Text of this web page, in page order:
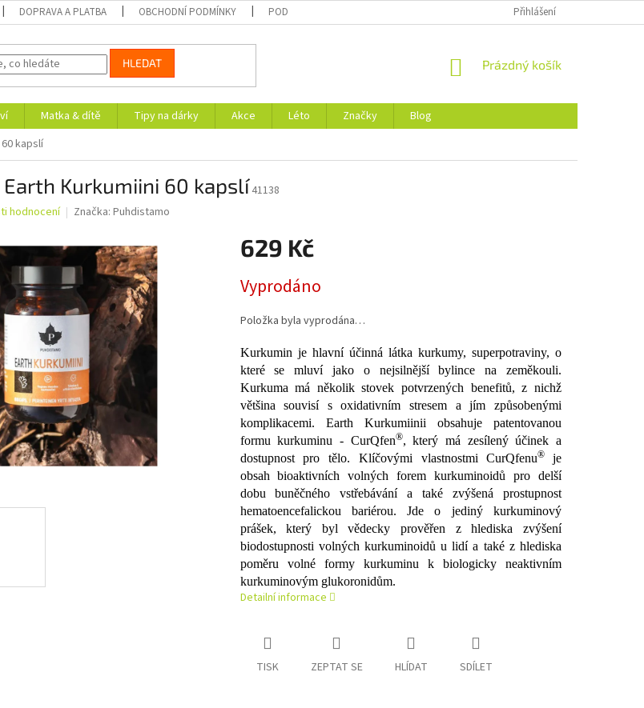
DOPRAVA A PLATBA OBCHODNÍ PODMÍNKY PODMÍNKY OCHRANY OSOBNÍCH ÚDAJŮ Přihlášení
HLEDAT
NÁKUPNÍ
Prázdný košík
Matka & dítě Tipy na dárky Akce Léto Značky
Blog
kapslí
Kurkumiini 60 kapslí41138
hodnocení Značka: Puhdistamo
629 Kč
cena:
Vyprodáno
Položka byla vyprodána…
Kurkumin je hlavní účinná látka kurkumy, superpotraviny, o
které se mluví jako o nejsilnější bylince na zeměkouli.
Kurkuma má několik stovek potvrzených benefitů, z nichž
většina souvisí s oxidativním stresem a jím způsobenými
komplikacemi. Earth Kurkumiinii obsahuje patentovanou
formu kurkuminu - CurQfen®, který má zesílený účinek a
dostupnost pro tělo. Klíčovými vlastnostmi CurQfenu® je
obsah bioaktivních volných forem kurkuminoidů pro delší
dobu buněčného vstřebávání a také zvýšená prostupnost
hematoencefalickou bariérou. Jde o jediný kurkuminový
prášek, který byl vědecky prověřen z hlediska zvýšení
biodostupnosti volných kurkuminoidů u lidí a také z hlediska
poměru volné formy kurkuminu k biologicky neaktivním
kurkuminovým glukoronidům.
Detailní informace
TISK ZEPTAT SE HLÍDAT SDÍLET